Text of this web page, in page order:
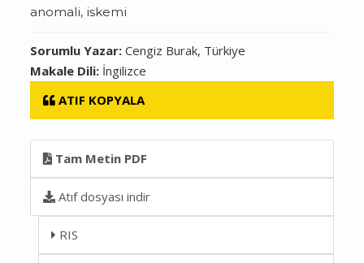
anomali, iskemi
Sorumlu Yazar:Cengiz Burak, Türkiye
Makale Dili: İngilizce
ATIF KOPYALA
Tam Metin PDF
Atıf dosyası indir
RIS